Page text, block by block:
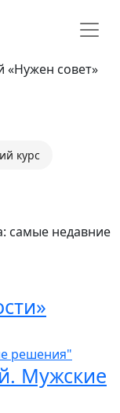
«Нужен совет»
курс
самые недавние
Мужские